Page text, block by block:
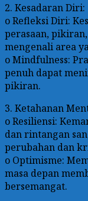
2. Kesadaran Diri:
o Refleksi Diri:
perasaan,
mengenali area
o Mindfulness:
penuh dapat
pikiran.
3. Ketahanan
o Resiliensi:
dan rintangan
perubahan dan
o Optimisme:
masa depan
bersemangat.